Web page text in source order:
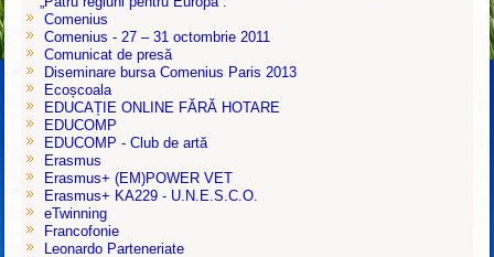
Comenius
Comenius - 27 – 31 octombrie 2011
Comunicat de presă
Diseminare bursa Comenius Paris 2013
Ecoșcoala
EDUCAȚIE ONLINE FĂRĂ HOTARE
EDUCOMP
EDUCOMP - Club de artă
Erasmus
Erasmus+ (EM)POWER VET
Erasmus+ KA229 - U.N.E.S.C.O.
eTwinning
Francofonie
Leonardo Parteneriate